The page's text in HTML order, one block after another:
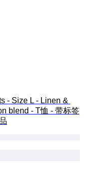
- Size L - Linen &
blend - T恤 - 带标签